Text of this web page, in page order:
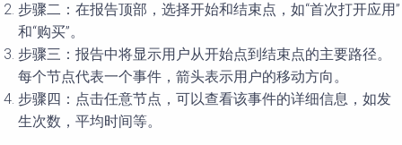
步骤二：在报告顶部，选择开始和结束点，如“首次打开应用”
和“购买”。
步骤三：报告中将显示用户从开始点到结束点的主要路径。
每个节点代表一个事件，箭头表示用户的移动方向。
步骤四：点击任意节点，可以查看该事件的详细信息，如发
生次数，平均时间等。